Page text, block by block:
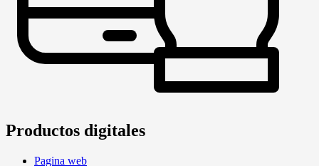
Productos digitales
Pagina web